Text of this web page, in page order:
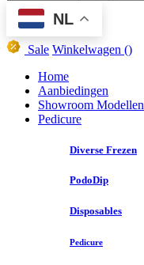
NL
Sale Winkelwagen ()
Home
Aanbiedingen
Showroom Modellen
Pedicure
Diverse Frezen
PodoDip
Disposables
Pedicure